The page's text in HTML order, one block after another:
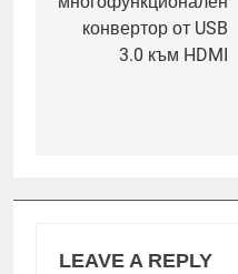
конвертор от USB
3.0 към HDMI
LEAVE A REPLY